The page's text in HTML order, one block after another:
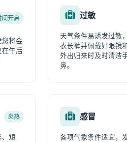
间开启
您将会
午后
过敏
天气条件易诱发过敏
衣长裤并佩戴好眼镜
外出归来时及时清洁
鼻。
炎热
、短
感冒
各项气象条件适宜，